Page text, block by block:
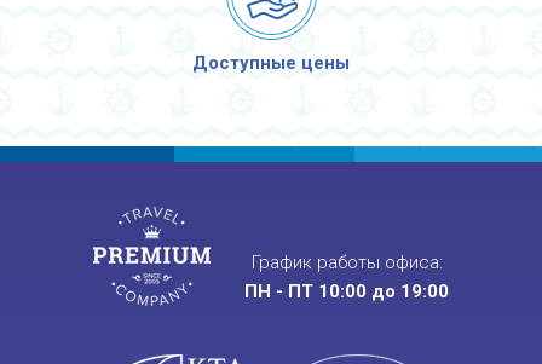
Доступные цены
График работы офиса:
ПН - ПТ 10:00 до 19:00